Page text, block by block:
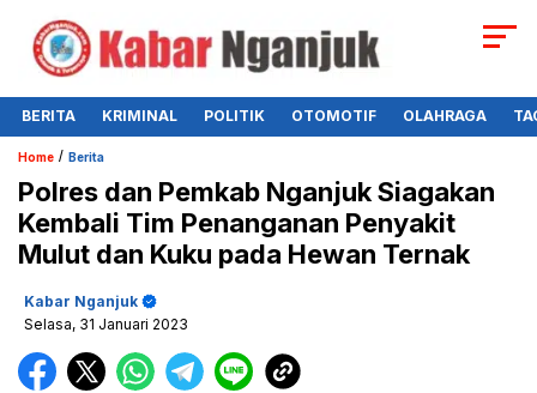
BERITA KRIMINAL POLITIK OTOMOTIF OLAHRAGA
Home / Berita
Polres dan Pemkab Nganjuk Siagakan
Kembali Tim Penanganan Penyakit
Mulut dan Kuku pada Hewan Ternak
Kabar Nganjuk
Selasa, 31 Januari 2023